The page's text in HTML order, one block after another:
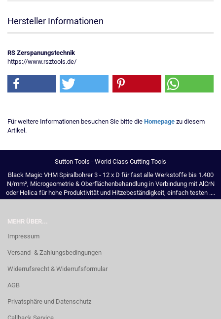
Hersteller Informationen
RS Zerspanungstechnik
https://www.rsztools.de/
Für weitere Informationen besuchen Sie bitte die Homepage zu diesem
Artikel.
Sutton Tools - World Class Cutting Tools
Black Magic VHM Spiralbohrer 3 - 12 x D für fast alle Werkstoffe bis 1.400
N/mm², Microgeometrie & Oberflächenbehandlung in Verbindung mit AlCrN
oder Helica für hohe Produktivität und Hitzebeständigkeit, einfach testen ....
MEHR ÜBER...
Impressum
Versand- & Zahlungsbedingungen
Widerrufsrecht & Widerrufsformular
AGB
Privatsphäre und Datenschutz